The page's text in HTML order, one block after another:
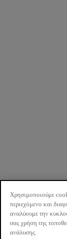
Χρησιμοποιούμε
περιεχόμενο και
αναλύουμε την
σας χρήση της
ανάλυσης.